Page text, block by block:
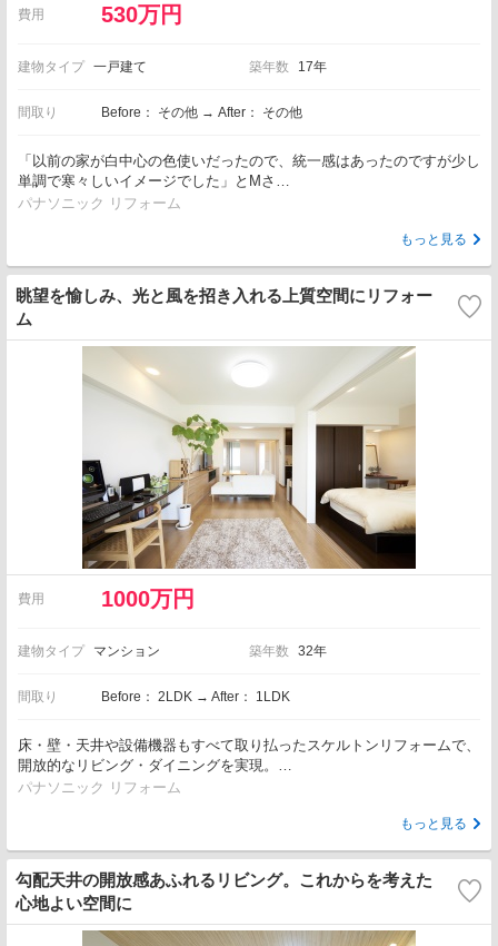
費用 530万円
建物タイプ 一戸建て 築年数 17年
間取り Before： その他 → After： その他
「以前の家が白中心の色使いだったので、統一感はあったのですが少し
単調で寒々しいイメージでした」とMさ…
パナソニック リフォーム
もっと見る
眺望を愉しみ、光と風を招き入れる上質空間にリフォー
ム
費用 1000万円
建物タイプ マンション 築年数 32年
間取り Before： 2LDK → After： 1LDK
床・壁・天井や設備機器もすべて取り払ったスケルトンリフォームで、
開放的なリビング・ダイニングを実現。…
パナソニック リフォーム
もっと見る
勾配天井の開放感あふれるリビング。これからを考えた
心地よい空間に